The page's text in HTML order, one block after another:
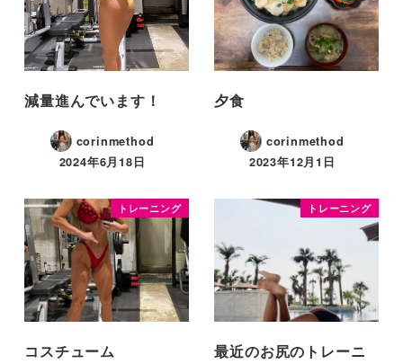
減量進んでいます！
corinmethod
2024年6月18日
夕食
corinmethod
2023年12月1日
トレーニング
コスチューム
トレーニング
最近のお尻のトレーニ